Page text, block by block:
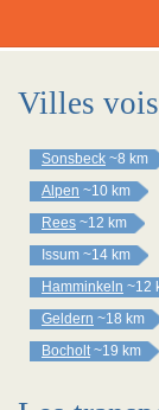
Villes
Sonsbeck ~8 km
Alpen ~10 km
Rees ~12 km
Issum ~14 km
Hamminkeln ~12
Geldern ~18 km
Bocholt ~19 km